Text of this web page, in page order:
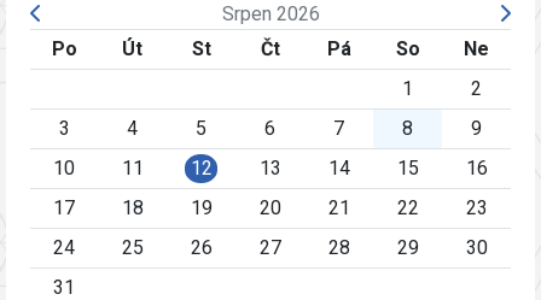
Srpen 2026
Po
Út St Čt Pá So
Ne
1
2
3
4 5 6 7 8
9
10
11 12 13 14 15
16
17
18 19 20 21 22
23
24
25 26 27 28 29
30
31